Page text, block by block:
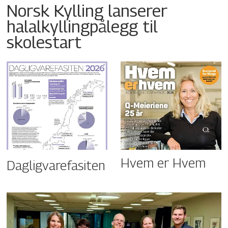
Norsk Kylling lanserer
halalkyllingpålegg til
skolestart
Dagligvarefasiten Hvem er Hvem